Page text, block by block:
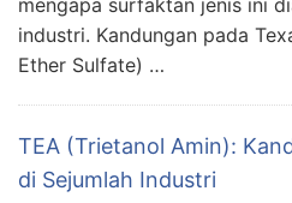
industri. Kandungan pada
Ether Sulfate) …
TEA (Trietanol Amin):
di Sejumlah Industri